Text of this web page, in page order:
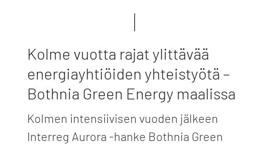
Kolme vuotta rajat ylittävää
energiayhtiöiden yhteistyötä –
Bothnia Green Energy maalissa
Kolmen intensiivisen vuoden jälkeen
Interreg Aurora -hanke Bothnia Green